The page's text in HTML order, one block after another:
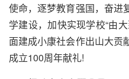
使命，逐梦教育强国，奋进
学建设，加快实现学校“由
面建成小康社会作出山大贡
成立100周年献礼!